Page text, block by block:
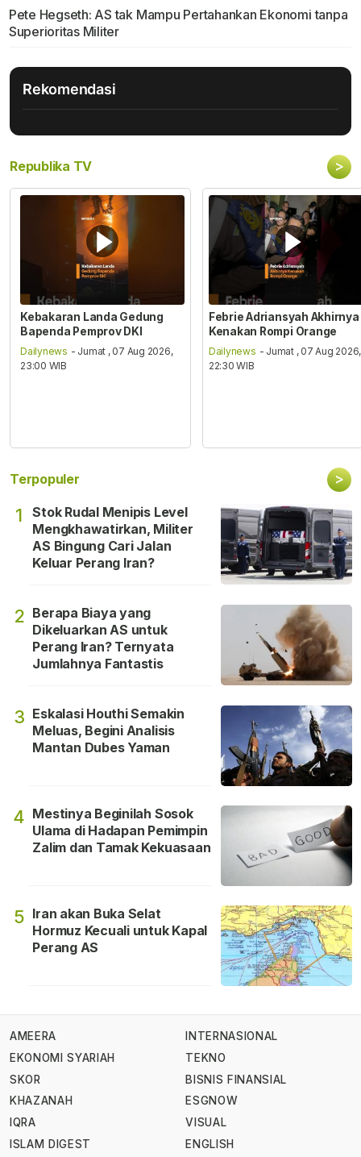
Pete Hegseth: AS tak Mampu Pertahankan Ekonomi tanpa
Superioritas Militer
Rekomendasi
Republika TV >
Kebakaran Landa Gedung
Bapenda Pemprov DKI
Dailynews - Jumat , 07 Aug 2026,
23:00 WIB
Febrie Adriansyah Akhirnya
Kenakan Rompi Orange
Dailynews - Jumat , 07 Aug 2026,
22:30 WIB
Terpopuler >
1
Stok Rudal Menipis Level
Mengkhawatirkan, Militer
AS Bingung Cari Jalan
Keluar Perang Iran?
2 Berapa Biaya yang
Dikeluarkan AS untuk
Perang Iran? Ternyata
Jumlahnya Fantastis
3 Eskalasi Houthi Semakin
Meluas, Begini Analisis
Mantan Dubes Yaman
4 Mestinya Beginilah Sosok
Ulama di Hadapan Pemimpin
Zalim dan Tamak Kekuasaan
5 Iran akan Buka Selat
Hormuz Kecuali untuk Kapal
Perang AS
AMEERA
EKONOMI SYARIAH
SKOR
KHAZANAH
IQRA
ISLAM DIGEST
INTERNASIONAL
TEKNO
BISNIS FINANSIAL
ESGNOW
VISUAL
ENGLISH